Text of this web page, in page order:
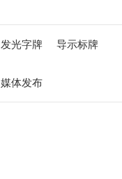
发光字牌 导示标牌
媒体发布